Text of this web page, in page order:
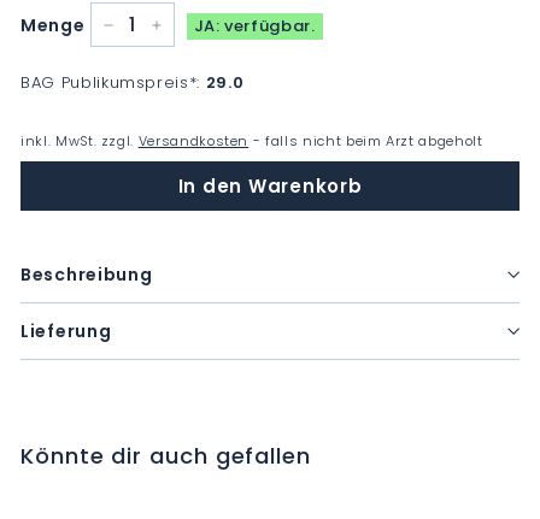
Menge JA: verfügbar.
BAG Publikumspreis*: 29.0
inkl. MwSt. zzgl. Versandkosten - falls nicht beim Arzt abgeholt
In den Warenkorb
Beschreibung
Lieferung
Könnte dir auch gefallen